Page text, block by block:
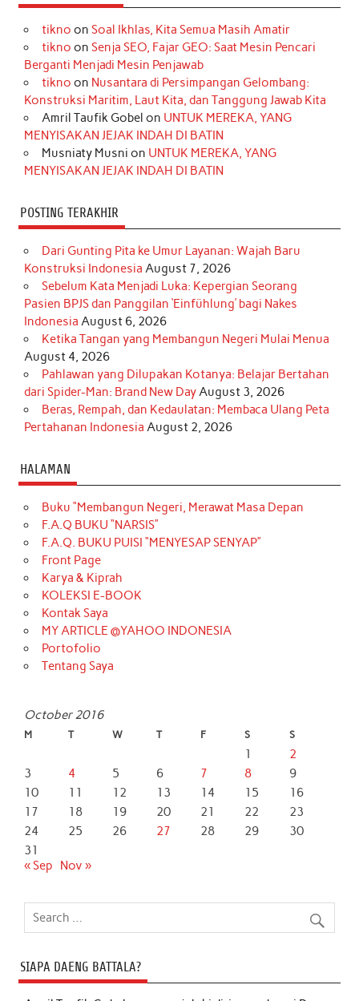
e
b
o
k
t
a
r
a
m
T
o
k
t
e
r
e
s
t
k
e
d
I
n
t
t
r
T
u
e
tikno on Soal Ikhlas, Kita Semua Masih Amatir
tikno on Senja SEO, Fajar GEO: Saat Mesin Pencari
Berganti Menjadi Mesin Penjawab
tikno on Nusantara di Persimpangan Gelombang:
Konstruksi Maritim, Laut Kita, dan Tanggung Jawab Kita
Amril Taufik Gobel on UNTUK MEREKA, YANG
MENYISAKAN JEJAK INDAH DI BATIN
Musniaty Musni on UNTUK MEREKA, YANG
MENYISAKAN JEJAK INDAH DI BATIN
POSTING TERAKHIR
Dari Gunting Pita ke Umur Layanan: Wajah Baru
Konstruksi Indonesia August 7, 2026
Sebelum Kata Menjadi Luka: Kepergian Seorang
Pasien BPJS dan Panggilan ‘Einfühlung’ bagi Nakes
Indonesia August 6, 2026
Ketika Tangan yang Membangun Negeri Mulai Menua
August 4, 2026
Pahlawan yang Dilupakan Kotanya: Belajar Bertahan
dari Spider-Man: Brand New DayAugust 3, 2026
Beras, Rempah, dan Kedaulatan: Membaca Ulang Peta
Pertahanan Indonesia August 2, 2026
HALAMAN
Buku “Membangun Negeri, Merawat Masa Depan
F.A.Q BUKU “NARSIS”
F.A.Q. BUKU PUISI “MENYESAP SENYAP”
Front Page
Karya & Kiprah
KOLEKSI E-BOOK
Kontak Saya
MY ARTICLE @YAHOO INDONESIA
Portofolio
Tentang Saya
October 2016
M T W T F S S
1
2
3
4 5 6 7 8
9
10
11 12 13 14 15
16
17
18 19 20 21 22
23
24
25 26 27 28 29
30
31
« Sep
Nov »
SIAPA DAENG BATTALA?